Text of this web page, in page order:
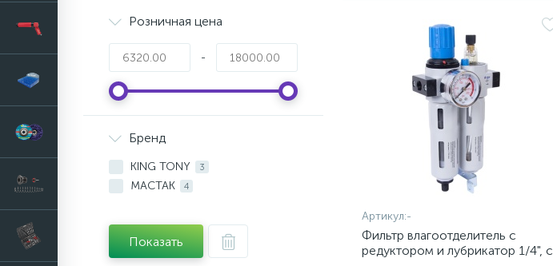
Розничная цена
-
Бренд
KING TONY 3
МАСТАК 4
Показать
Артикул:-
Фильтр влагоотделитель с
редуктором и лубрикатор 1/4", с